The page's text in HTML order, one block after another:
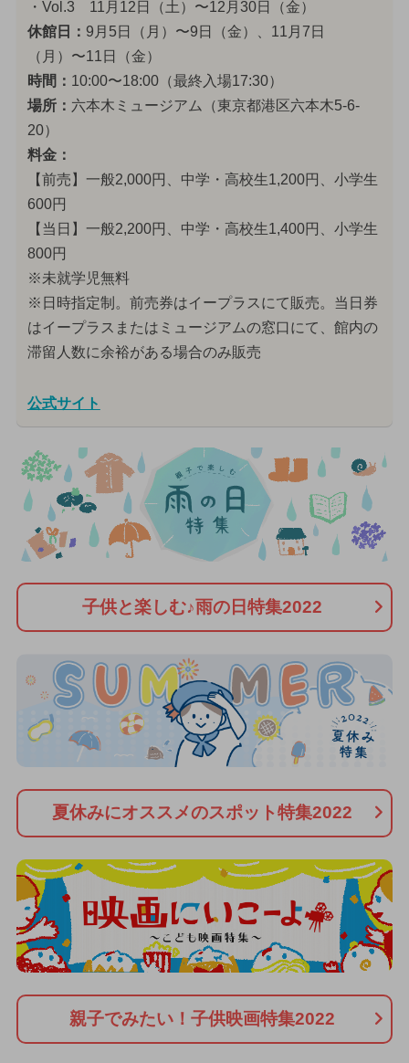
・Vol.3 11月12日（土）〜12月30日（金）
休館日： 9月5日（月）〜9日（金）、11月7日
（月）〜11日（金）
時間： 10:00〜18:00（最終入場17:30）
場所： 六本木ミュージアム（東京都港区六本木5-6-
20）
料金：
【前売】一般2,000円、中学・高校生1,200円、小学生
600円
【当日】一般2,200円、中学・高校生1,400円、小学生
800円
※未就学児無料
※日時指定制。前売券はイープラスにて販売。当日券
はイープラスまたはミュージアムの窓口にて、館内の
滞留人数に余裕がある場合のみ販売
公式サイト
子供と楽しむ♪雨の日特集2022
夏休みにオススメのスポット特集2022
親子でみたい！子供映画特集2022